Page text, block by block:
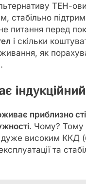
ТЕН-
стабільно
питання перед
і скільки
як
приблизно
. Чому? Тому
дуже високим ККД
та